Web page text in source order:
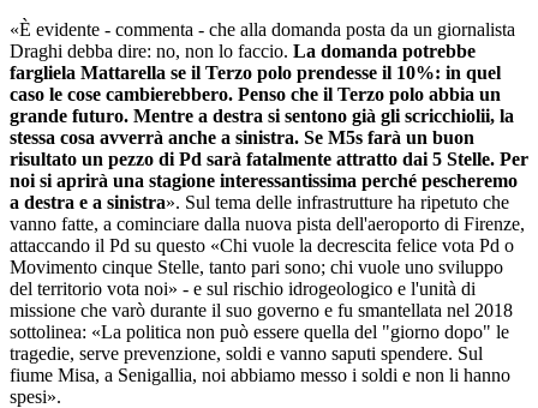
«È evidente - commenta - che alla domanda posta da un giornalista
Draghi debba dire: no, non lo faccio. La domanda potrebbe
fargliela Mattarella se il Terzo polo prendesse il 10%: in quel
caso le cose cambierebbero. Penso che il Terzo polo abbia un
grande futuro. Mentre a destra si sentono già gli scricchiolii, la
stessa cosa avverrà anche a sinistra. Se M5s farà un buon
risultato un pezzo di Pd sarà fatalmente attratto dai 5 Stelle. Per
noi si aprirà una stagione interessantissima perché pescheremo
a destra e a sinistra». Sul tema delle infrastrutture ha ripetuto che
vanno fatte, a cominciare dalla nuova pista dell'aeroporto di Firenze,
attaccando il Pd su questo «Chi vuole la decrescita felice vota Pd o
Movimento cinque Stelle, tanto pari sono; chi vuole uno sviluppo
del territorio vota noi» - e sul rischio idrogeologico e l'unità di
missione che varò durante il suo governo e fu smantellata nel 2018
sottolinea: «La politica non può essere quella del "giorno dopo" le
tragedie, serve prevenzione, soldi e vanno saputi spendere. Sul
fiume Misa, a Senigallia, noi abbiamo messo i soldi e non li hanno
spesi».